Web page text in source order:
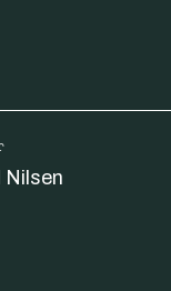
Nilsen